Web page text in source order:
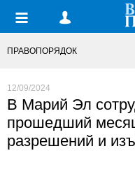
ПРАВОПОРЯДОК
12/09/2024
В Марий Эл
прошедший
разрешений и